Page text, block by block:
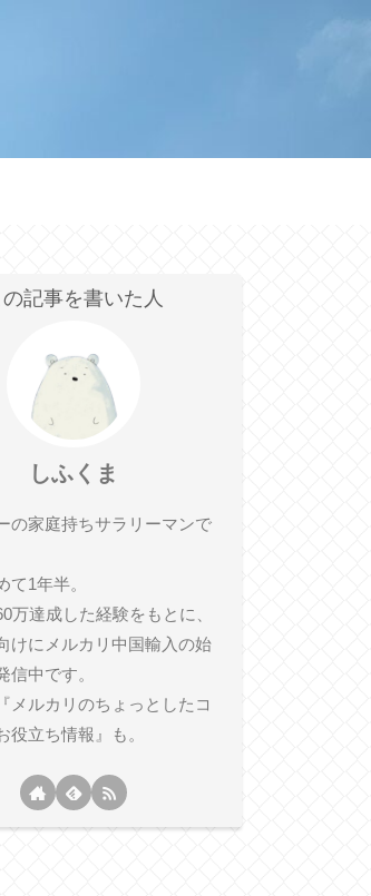
の記事を書いた人
しふくま
の家庭持ちサラリーマンで
て1年半。
万達成した経験をもとに、
けにメルカリ中国輸入の始
信中です。
メルカリのちょっとしたコ
役立ち情報』も。